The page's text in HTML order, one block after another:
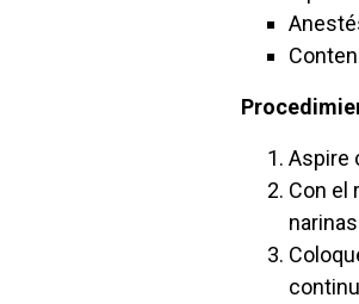
Aspire
Con el